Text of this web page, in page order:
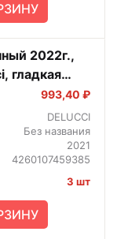
2022г.,
гладкая
993,40 ₽
DELUCCI
Без названия
2021
4260107459385
3 шт